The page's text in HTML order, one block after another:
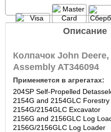
Описание
Колпачок John
Assembly AT346094
Применяется в агрегатах:
204SP Self-Propelled
2154G and 2154GLC
2154G/2154GLC Excavator
2156G and 2156GLC Log
2156G/2156GLC Log Loader